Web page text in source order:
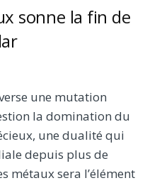
sonne la fin de
une mutation
la domination du
une dualité qui
depuis plus de
métaux sera l’élément